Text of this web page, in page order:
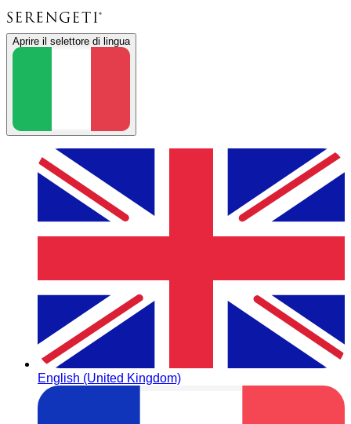
Aprire il selettore di lingua
English (United Kingdom)